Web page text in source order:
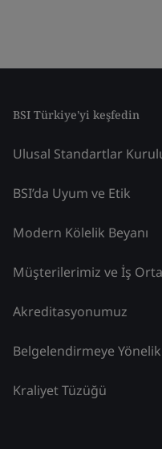
BSI Türkiye'yi keşfedin
Ulusal Standartlar
BSI’da Uyum ve Etik
Modern Kölelik Beyanı
Müşterilerimiz ve İş
Akreditasyonumuz
Belgelendirmeye
Kraliyet Tüzüğü